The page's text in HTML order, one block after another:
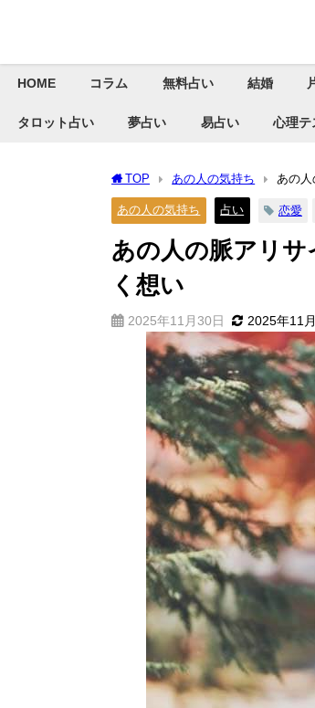
HOME コラム 無料占い 結婚
タロット占い 夢占い 易占い 心理テ
TOP あの人の気持ち あの
あの人の気持ち 占い 恋愛
あの人の脈アリ
く想い
2025年11月30日 2025年11